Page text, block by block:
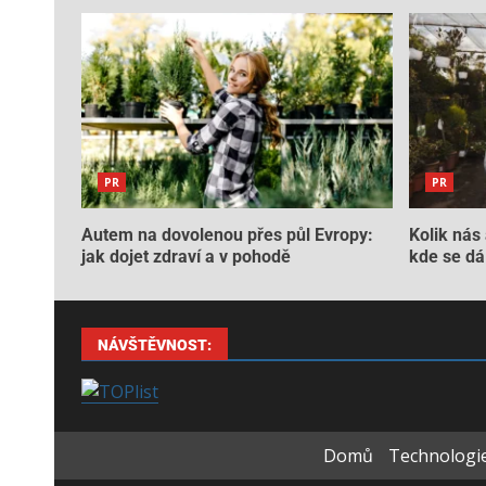
PR
Autem na dovolenou přes půl Evropy:
jak dojet zdraví a v pohodě
PR
Kolik nás
kde se
NÁVŠTĚVNOST:
Domů